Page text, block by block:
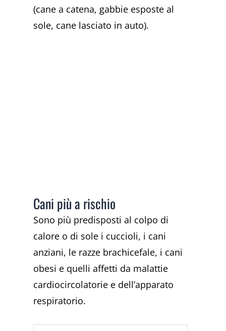
(cane a catena, gabbie esposte al
sole, cane lasciato in auto).
Cani più a rischio
Sono più predisposti al colpo di
calore o di sole i cuccioli, i cani
anziani, le razze brachicefale, i cani
obesi e quelli affetti da malattie
cardiocircolatorie e dell’apparato
respiratorio.